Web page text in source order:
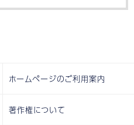
ホームページのご利用案内
著作権について